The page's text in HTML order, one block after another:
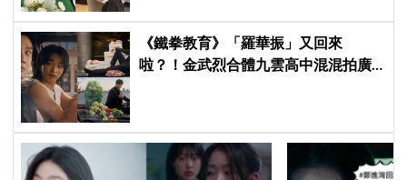
《鐵拳教育》「羅華振」又回來
啦？！金武烈合體九雲高中混混拍廣